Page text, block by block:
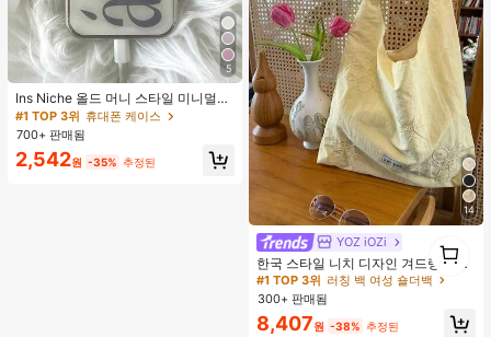
5
Ins Niche 올드 머니 스타일 미니멀리
스트 영국식 전기 도금 실버 엣지 풀
커버리지 휴대폰 케이스, 아이폰 16 프
로 맥스, 애플 17 프로 맥스, 1/3/12/11,
14 프로 호환 (태그 없음)
#1 TOP 3위 휴대폰 케이스
700+ 판매됨
2,542원 -35% 추정된
14
YOZ iOZi
한국 스타일 니치 디자인 겨드랑이 숄
더백, 다용도 패션 부드러운 여름 숄더
토트백 여성용,
#1 TOP 3위 러칭 백 여성 숄더백
거의 매진!
#1 TOP 3위 러칭 백 여성 숄더백
거의 매진!
#1 TOP 3위 러칭 백 여성 숄더백
거의 매진!
#1 TOP 3위
러칭 백 여성 숄더백
300+ 판매됨
8,407원 -38% 추정된